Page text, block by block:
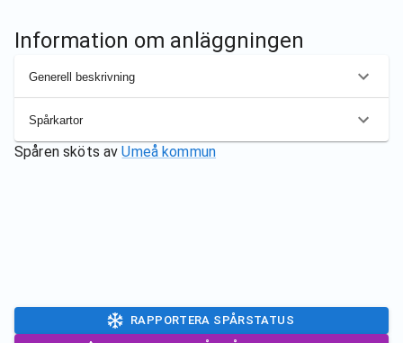
Information om anläggningen
Generell beskrivning
Spårkartor
Spåren sköts av Umeå kommun
RAPPORTERA SPÅRSTATUS